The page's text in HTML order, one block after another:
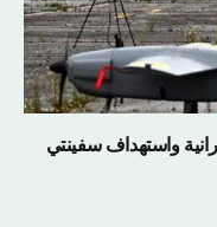
أوكرانية واستهداف سفينتي